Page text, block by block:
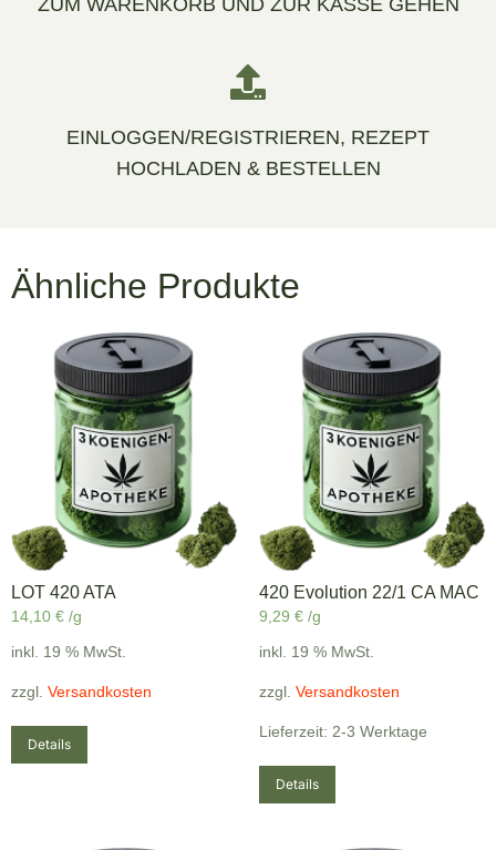
ZUM WARENKORB UND ZUR KASSE GEHEN
EINLOGGEN/REGISTRIEREN, REZEPT
HOCHLADEN & BESTELLEN
Ähnliche Produkte
LOT 420 ATA
14,10 € /g
inkl. 19 % MwSt.
zzgl. Versandkosten
Details
420 Evolution 22/1 CA MAC
9,29 € /g
inkl. 19 % MwSt.
zzgl. Versandkosten
Lieferzeit: 2-3 Werktage
Details